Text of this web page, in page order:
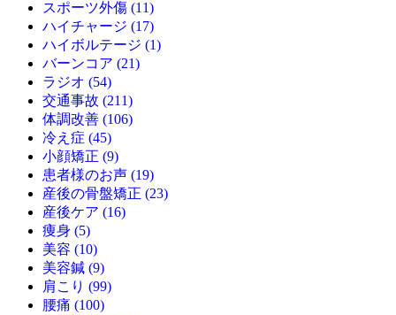
スポーツ外傷 (11)
ハイチャージ (17)
ハイボルテージ (1)
バーンコア (21)
ラジオ (54)
交通事故 (211)
体調改善 (106)
冷え症 (45)
小顔矯正 (9)
患者様のお声 (19)
産後の骨盤矯正 (23)
産後ケア (16)
痩身 (5)
美容 (10)
美容鍼 (9)
肩こり (99)
腰痛 (100)